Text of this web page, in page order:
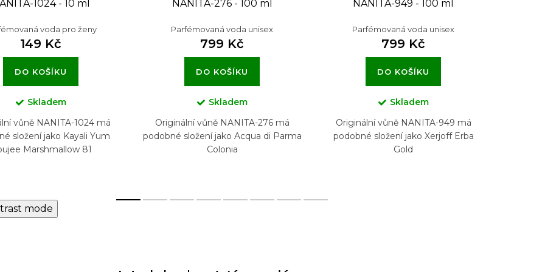
1024 - 10 ml
voda pro ženy
149 Kč
DO KOŠÍKU
Skladem
vůně NANITA-1024 má
složení jako Kayali Yum
Marshmallow 81
NANITA-276 - 100 ml
Parfémovaná voda unisex
799 Kč
DO KOŠÍKU
Skladem
Originální vůně NANITA-276 má
podobné složení jako Acqua di Parma
Colonia
NANITA-949 - 100 ml
Parfémovaná voda unisex
799 Kč
DO KOŠÍKU
Skladem
Originální vůně NANITA-949 má
podobné složení jako Xerjoff Erba
Gold
mode